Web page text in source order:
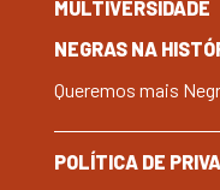
MULTIVERSIDADE
NEGRAS NA
Queremos mais
POLÍTICA DE